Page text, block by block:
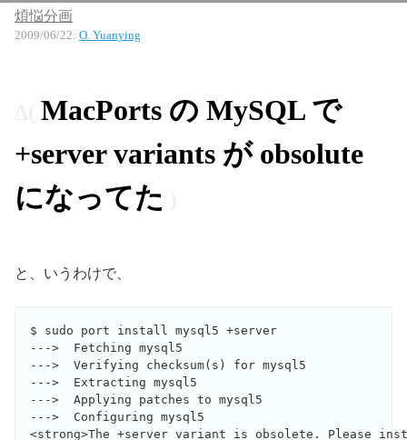
煩悩分画
2009/06/22: O. Yuanying
MacPorts の MySQL で
+server variants が obsolute
になってた
と、いうわけで、
$ sudo port install mysql5 +server
--->  Fetching mysql5
--->  Verifying checksum(s) for mysql5
--->  Extracting mysql5
--->  Applying patches to mysql5
--->  Configuring mysql5
<strong>The +server variant is obsolete. Please